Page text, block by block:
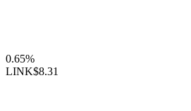
0.65%
LINK$8.31